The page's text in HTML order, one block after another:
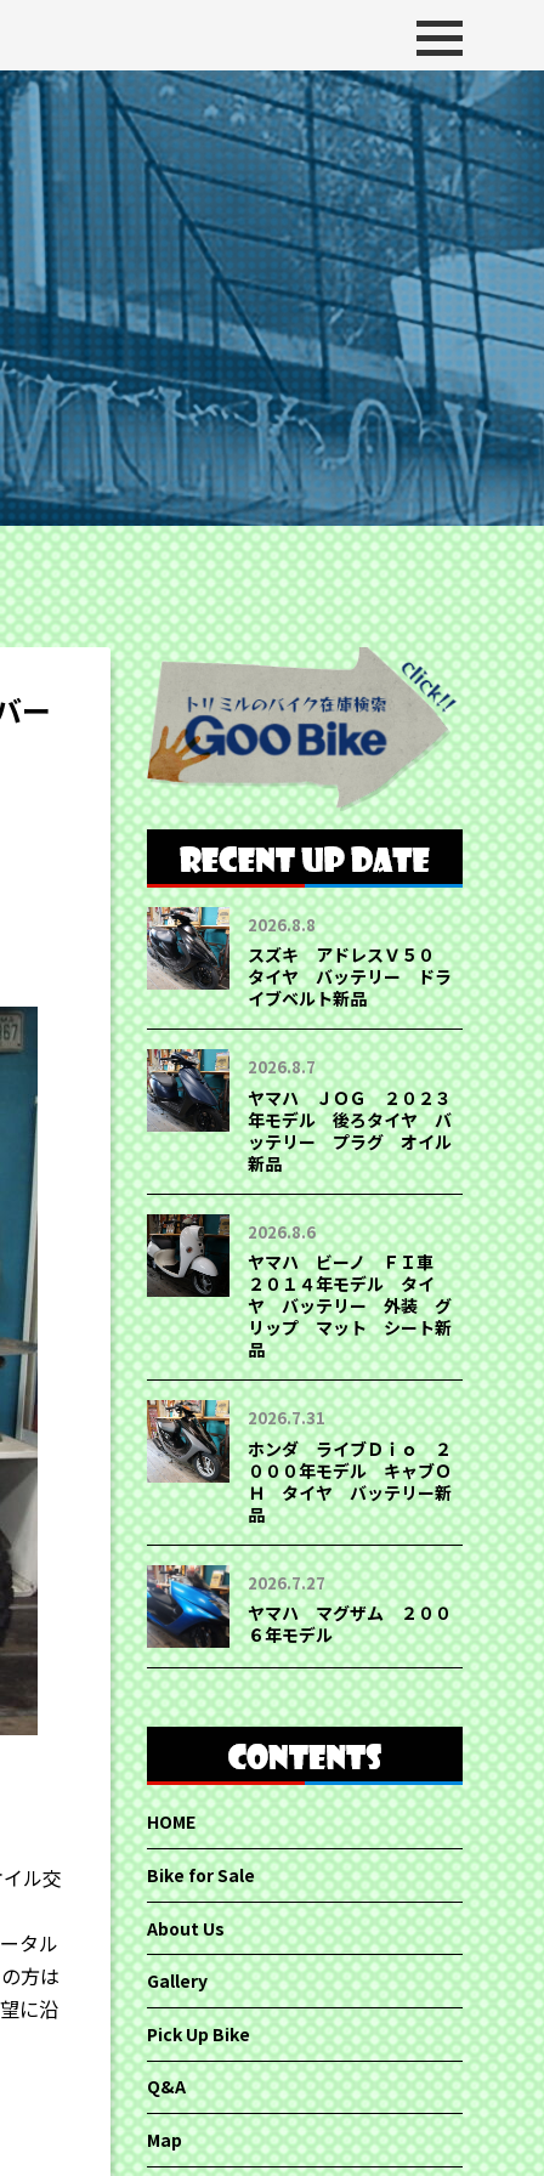
ー
ル交
タル
方は
に沿
2026.8.8
スズキ アドレスＶ５０
タイヤ バッテリー ドラ
イブベルト新品
2026.8.7
ヤマハ ＪＯＧ ２０２３
年モデル 後ろタイヤ バ
ッテリー プラグ オイル
新品
2026.8.6
ヤマハ ビーノ ＦＩ車
２０１４年モデル タイ
ヤ バッテリー 外装 グ
リップ マット シート新
品
2026.7.31
ホンダ ライブＤｉｏ ２
０００年モデル キャブＯ
Ｈ タイヤ バッテリー新
品
2026.7.27
ヤマハ マグザム ２００
６年モデル
HOME
Bike for Sale
About Us
Gallery
Pick Up Bike
Q&A
Map